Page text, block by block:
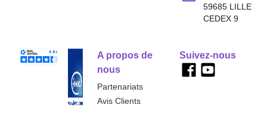
A propos de
nous
Partenariats
Avis Clients
59685 LILLE
CEDEX 9
Suivez-nous